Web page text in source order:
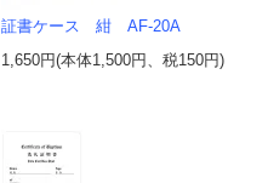
証書ケース 紺 AF-20A
1,650円(本体1,500円、税150円)